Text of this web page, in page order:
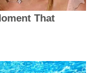
That